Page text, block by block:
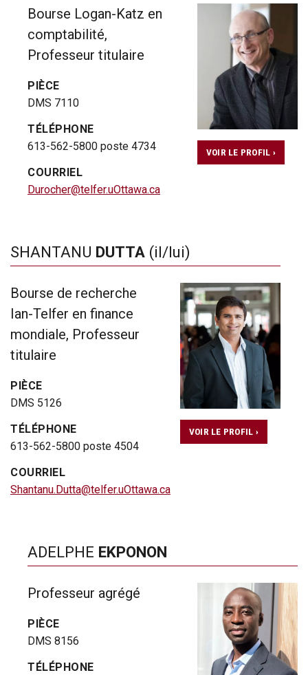
Bourse Logan-Katz en
comptabilité,
Professeur titulaire
PIÈCE
DMS 7110
TÉLÉPHONE
613-562-5800 poste 4734
COURRIEL
Durocher@telfer.uOttawa.ca
VOIR LE PROFIL ›
SHANTANU DUTTA (il/lui)
Bourse de recherche
Ian-Telfer en finance
mondiale, Professeur
titulaire
PIÈCE
DMS 5126
TÉLÉPHONE
613-562-5800 poste 4504
COURRIEL
Shantanu.Dutta@telfer.uOttawa.ca
VOIR LE PROFIL ›
ADELPHE EKPONON
Professeur agrégé
PIÈCE
DMS 8156
TÉLÉPHONE